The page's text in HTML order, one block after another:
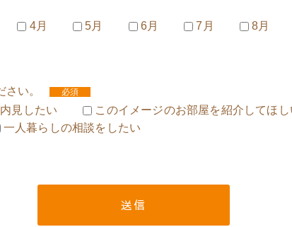
4月 5月 6月 7月
8月
さい。 必須
見したい
このイメージのお部屋を紹介してほし
一人暮らしの相談をしたい